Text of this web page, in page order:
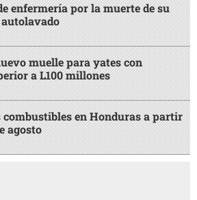
enfermería por la muerte de su
muelle para yates con
a L100 millones
combustibles en Honduras a partir
agosto